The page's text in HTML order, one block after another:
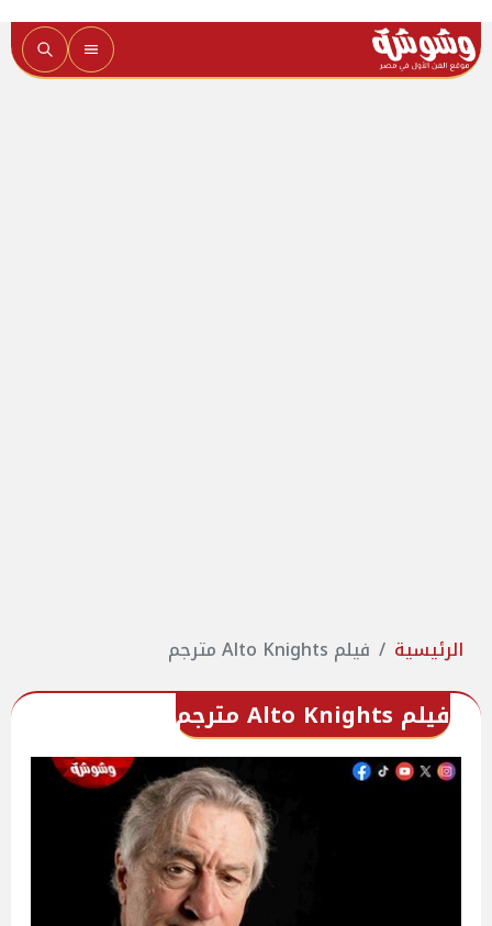
الرئيسية فيلم Alto Knights مترجم
فيلم Alto Knights مترجم